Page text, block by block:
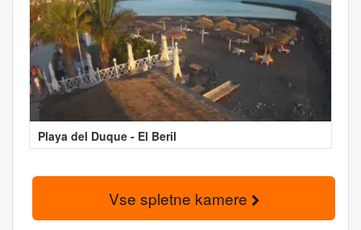
Playa del Duque - El Beril
Vse spletne kamere